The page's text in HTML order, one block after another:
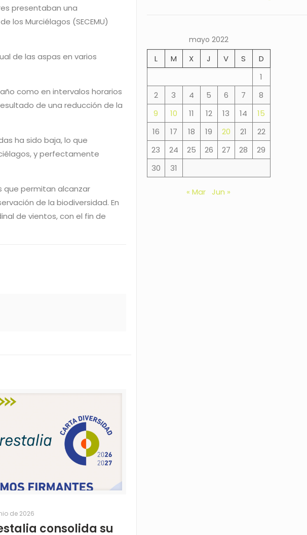
presentaban una
los Murciélagos (SECEMU)
de las aspas en varios
como en intervalos horarios
de una reducción de la
ha sido baja, lo que
y perfectamente
que permitan alcanzar
de la biodiversidad. En
de vientos, con el fin de
de 2026
consolida su
mayo 2022
L M X J V S
D
1
2
3 4 5 6 7
8
9
10 11 12 13 14
15
16
17 18 19 20 21
22
23
24 25 26 27 28
29
30
31
« Mar Jun »